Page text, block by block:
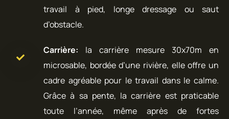
travail à pied, longe dressage ou saut
d’obstacle.
Carrière: la carrière mesure 30x70m en
microsable, bordée d’une rivière, elle offre un
cadre agréable pour le travail dans le calme.
Grâce à sa pente, la carrière est praticable
toute l’année, même après de fortes